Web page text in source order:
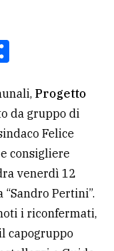
Progetto
da gruppo di
Felice
consigliere
venerdì 12
Pertini”.
i riconfermati,
capogruppo